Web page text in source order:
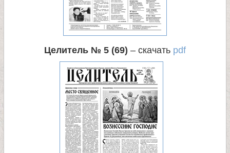
Целитель № 5 (69) – скачать pdf